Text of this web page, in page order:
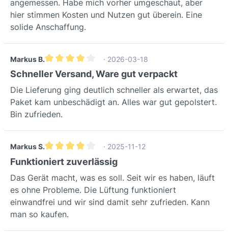
angemessen. Habe mich vorher umgeschaut, aber
hier stimmen Kosten und Nutzen gut überein. Eine
solide Anschaffung.
Markus B.
Durchschnittliche Bewertung von 4 von 5 Sternen
· 2026-03-18
Schneller Versand, Ware gut verpackt
Die Lieferung ging deutlich schneller als erwartet, das
Paket kam unbeschädigt an. Alles war gut gepolstert.
Bin zufrieden.
Markus S.
Durchschnittliche Bewertung von 4 von 5 Sternen
· 2025-11-12
Funktioniert zuverlässig
Das Gerät macht, was es soll. Seit wir es haben, läuft
es ohne Probleme. Die Lüftung funktioniert
einwandfrei und wir sind damit sehr zufrieden. Kann
man so kaufen.